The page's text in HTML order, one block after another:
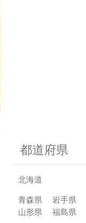
都道府県
北海道
青森県
岩手県
山形県
福島県